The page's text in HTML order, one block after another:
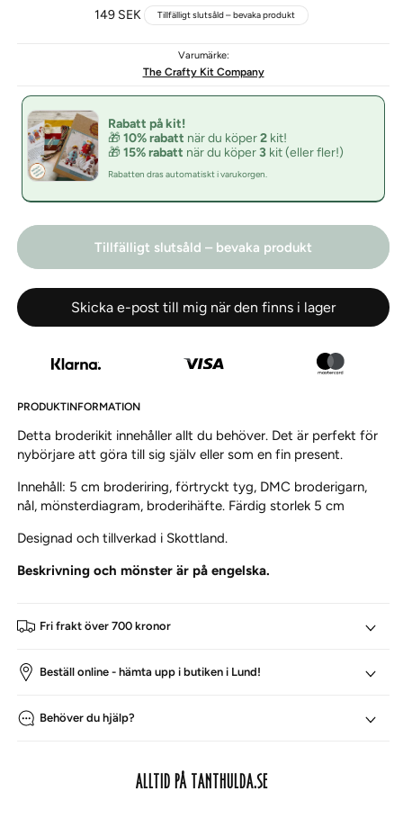
Ordinarie
149 SEK Tillfälligt slutsåld – bevaka produkt
Varumärke:
The Crafty Kit Company
Rabatt på kit!
🎁 10% rabatt när du köper2 kit!
🎁 15% rabatt när du köper3 kit (eller fler!)
Rabatten dras automatiskt i varukorgen.
Tillfälligt slutsåld – bevaka produkt
Skicka e-post till mig när den finns i lager
PRODUKTINFORMATION
Detta broderikit innehåller allt du behöver. Det är perfekt för
nybörjare att göra till sig själv eller som en fin present.
Innehåll: 5 cm broderiring, förtryckt tyg, DMC broderigarn,
nål, mönsterdiagram, broderihäfte. Färdig storlek 5 cm
Designad och tillverkad i Skottland.
Beskrivning och mönster är på engelska.
Fri frakt över 700 kronor
Beställ online - hämta upp i butiken i Lund!
Behöver du hjälp?
ALLTID PÅ TANTHULDA.SE